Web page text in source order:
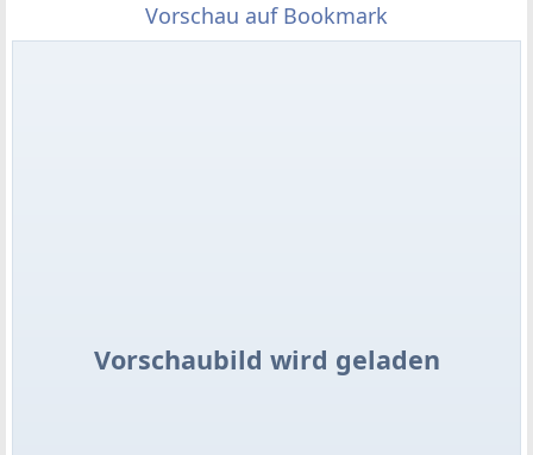
Vorschau auf Bookmark
Vorschaubild wird geladen